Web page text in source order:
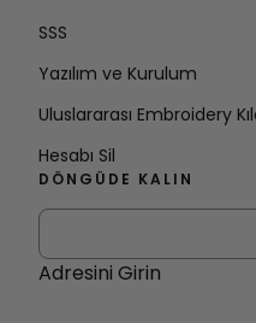
SSS
Yazılım ve Kurulum
Uluslararası Embroidery
Hesabı Sil
DÖNGÜDE KALIN
Adresini Girin